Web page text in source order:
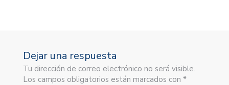
Dejar una respuesta
Tu dirección de correo electrónico no será visible.
Los campos obligatorios están marcados con *